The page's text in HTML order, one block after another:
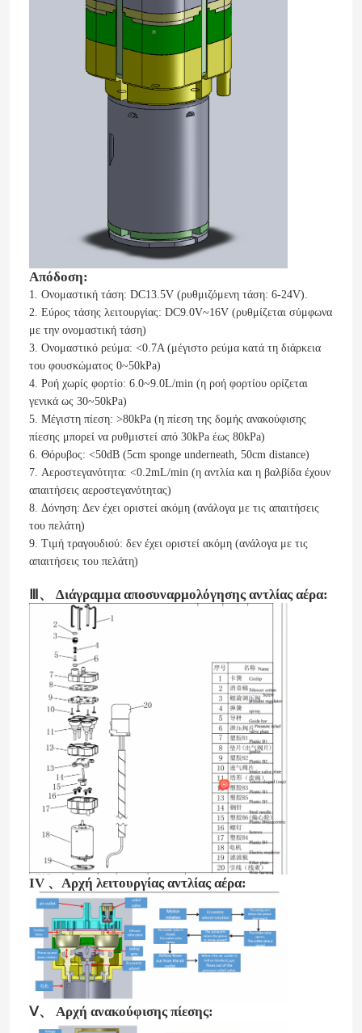
Απόδοση:
1. Ονομαστική τάση: DC13.5V (ρυθμιζόμενη τάση: 6-24V).
2. Εύρος τάσης λειτουργίας: DC9.0V~16V (ρυθμίζεται σύμφωνα
με την ονομαστική τάση)
3. Ονομαστικό ρεύμα: <0.7A (μέγιστο ρεύμα κατά τη διάρκεια
του φουσκώματος 0~50kPa)
4. Ροή χωρίς φορτίο: 6.0~9.0L/min (η ροή φορτίου ορίζεται
γενικά ως 30~50kPa)
5. Μέγιστη πίεση: >80kPa (η πίεση της δομής ανακούφισης
πίεσης μπορεί να ρυθμιστεί από 30kPa έως 80kPa)
6. Θόρυβος: <50dB (5cm sponge underneath, 50cm distance)
7. Αεροστεγανότητα: <0.2mL/min (η αντλία και η βαλβίδα έχουν
απαιτήσεις αεροστεγανότητας)
8. Δόνηση: Δεν έχει οριστεί ακόμη (ανάλογα με τις απαιτήσεις
του πελάτη)
9. Τιμή τραγουδιού: δεν έχει οριστεί ακόμη (ανάλογα με τις
απαιτήσεις του πελάτη)
Ⅲ、 Διάγραμμα αποσυναρμολόγησης αντλίας αέρα:
IV 、Αρχή λειτουργίας αντλίας αέρα:
Ⅴ、 Αρχή ανακούφισης πίεσης: